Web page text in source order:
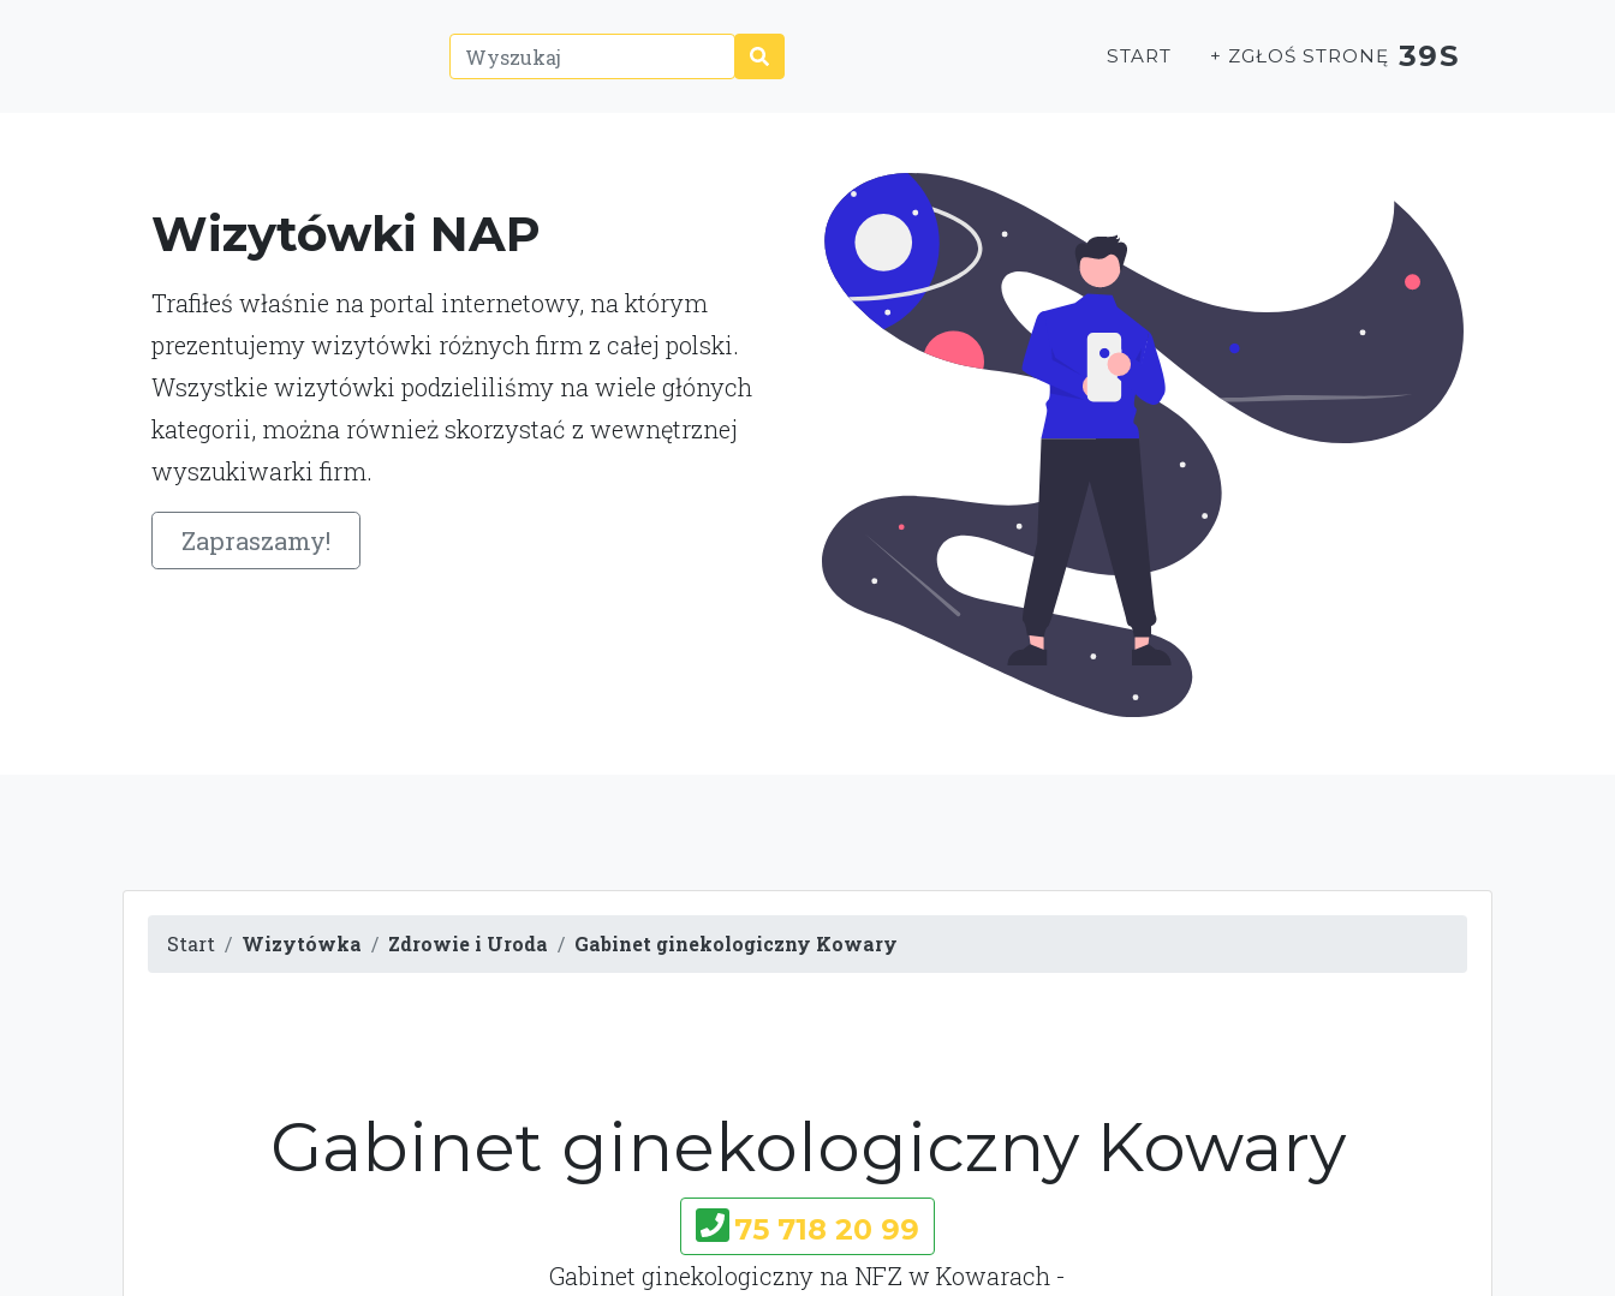
Wizytówki NAP
Trafiłeś właśnie na portal internetowy, na którym
prezentujemy wizytówki różnych firm z całej polski.
Wszystkie wizytówki podzieliliśmy na wiele głónych
kategorii, można również skorzystać z wewnętrznej
wyszukiwarki firm.
Zapraszamy!
START + ZGŁOŚ STRONĘ 39S
Start Wizytówka Zdrowie i Uroda Gabinet ginekologiczny Kowary
Gabinet ginekologiczny Kowary
75 718 20 99
Gabinet ginekologiczny na NFZ w Kowarach -